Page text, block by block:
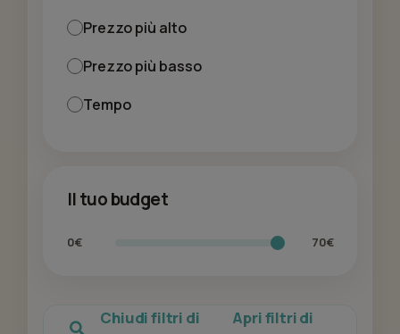
Prezzo più alto
Prezzo più basso
Tempo
Il tuo budget
0€ 70€
Chiudi filtri di
Apri filtri di